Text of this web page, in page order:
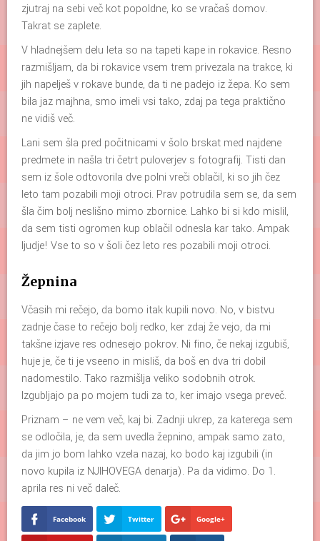
zjutraj na sebi več kot popoldne, ko se vračaš domov.
Takrat se zaplete.
V hladnejšem delu leta so na tapeti kape in rokavice. Resno
razmišljam, da bi rokavice vsem trem privezala na trakce, ki
jih napelješ v rokave bunde, da ti ne padejo iz žepa. Ko sem
bila jaz majhna, smo imeli vsi tako, zdaj pa tega praktično
ne vidiš več.
Lani sem šla pred počitnicami v šolo brskat med najdene
predmete in našla tri četrt puloverjev s fotografij. Tisti dan
sem iz šole odtovorila dve polni vreči oblačil, ki so jih čez
leto tam pozabili moji otroci. Prav potrudila sem se, da sem
šla čim bolj neslišno mimo zbornice. Lahko bi si kdo mislil,
da sem tisti ogromen kup oblačil odnesla kar tako. Ampak
ljudje! Vse to so v šoli čez leto res pozabili moji otroci.
Žepnina
Včasih mi rečejo, da bomo itak kupili novo. No, v bistvu
zadnje čase to rečejo bolj redko, ker zdaj že vejo, da mi
takšne izjave res odnesejo pokrov. Ni fino, če nekaj izgubiš,
huje je, če ti je vseeno in misliš, da boš en dva tri dobil
nadomestilo. Tako razmišlja veliko sodobnih otrok.
Izgubljajo pa po mojem tudi za to, ker imajo vsega preveč.
Priznam – ne vem več, kaj bi. Zadnji ukrep, za katerega sem
se odločila, je, da sem uvedla žepnino, ampak samo zato,
da jim jo bom lahko vzela nazaj, ko bodo kaj izgubili (in
novo kupila iz NJIHOVEGA denarja). Pa da vidimo. Do 1.
aprila res ni več daleč.
Facebook Twitter Google+